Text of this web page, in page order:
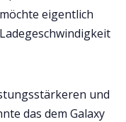
eigentlich
und
das dem Galaxy